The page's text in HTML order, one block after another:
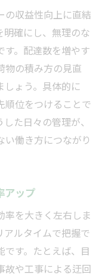
の収益性向上に直結
明確にし、無理のな
す。配達数を増やす
物の積み方の見直
しょう。具体的に
順位をつけることで
た日々の管理が、
働き方につながり
アップ
率を大きく左右しま
ルタイムで把握で
す。たとえば、目
故や工事による迂回